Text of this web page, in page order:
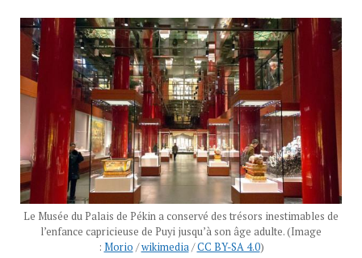
Le Musée du Palais de Pékin a conservé des trésors inestimables de
l’enfance capricieuse de Puyi jusqu’à son âge adulte. (Image
: Morio /wikimedia/CC BY-SA 4.0)